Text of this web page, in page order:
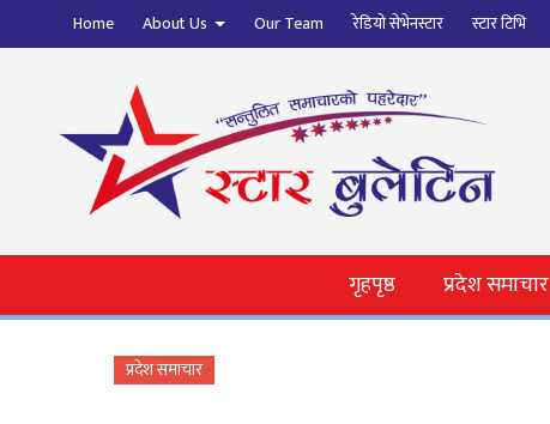
Home About Us Our Team रेडियो सेभेनस्टार स्टार टिभि
गृहपृष्ठ प्रदेश समाचार
प्रदेश समाचार